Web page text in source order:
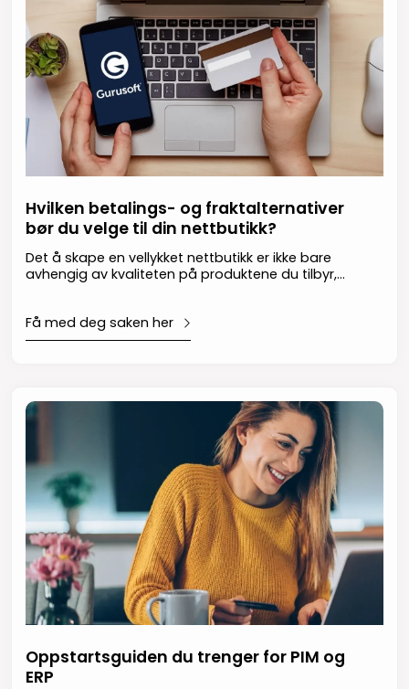
Hvilken betalings- og fraktalternativer
bør du velge til din nettbutikk?
Det å skape en vellykket nettbutikk er ikke bare
avhengig av kvaliteten på produktene du tilbyr,
riktige betalings- og fraktalternativer viktig for at
din bedrift skal lykkes med en nettbutikk.
Få med deg saken her
Oppstartsguiden du trenger for PIM og
ERP